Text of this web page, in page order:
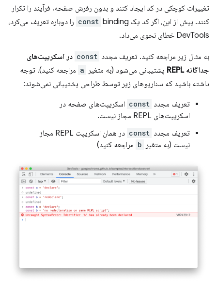
تغییرات کوچکی در کد ایجاد کنند و بدون رفرش صفحه، فرآیند را تکرار
کنند. پیش از این، اگر کد یک
const binding را دوباره تعریف می‌کرد،
DevTools خطای نحوی می‌داد.
به مثال زیر مراجعه کنید. تعریف مجدد const در اسکریپت‌های
جداگانه REPL
پشتیبانی می‌شود (به متغیر a مراجعه کنید). توجه
داشته باشید که سناریوهای زیر توسط طراحی پشتیبانی نمی‌شوند:
تعریف مجدد const اسکریپت‌های صفحه در
اسکریپت‌های REPL مجاز نیست.
تعریف مجدد const
در همان اسکریپت REPL مجاز
نیست (به متغیر
b مراجعه کنید)